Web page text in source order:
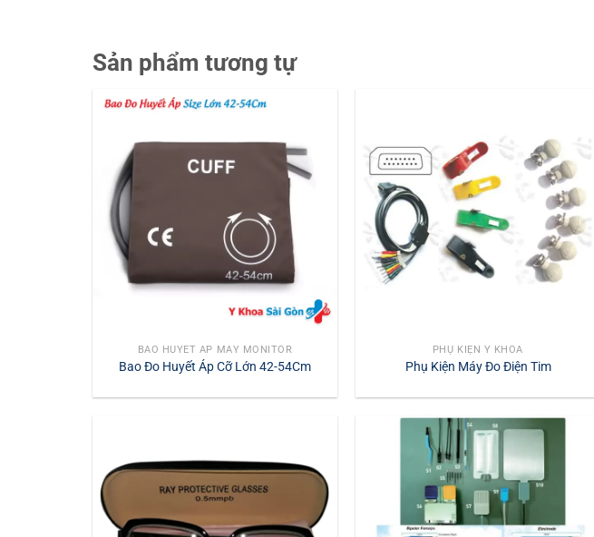
Sản phẩm tương tự
BAO HUYẾT ÁP MÁY MONITOR
Bao Đo Huyết Áp Cỡ Lớn 42-54Cm
PHỤ KIỆN Y KHOA
Phụ Kiện Máy Đo Điện Tim